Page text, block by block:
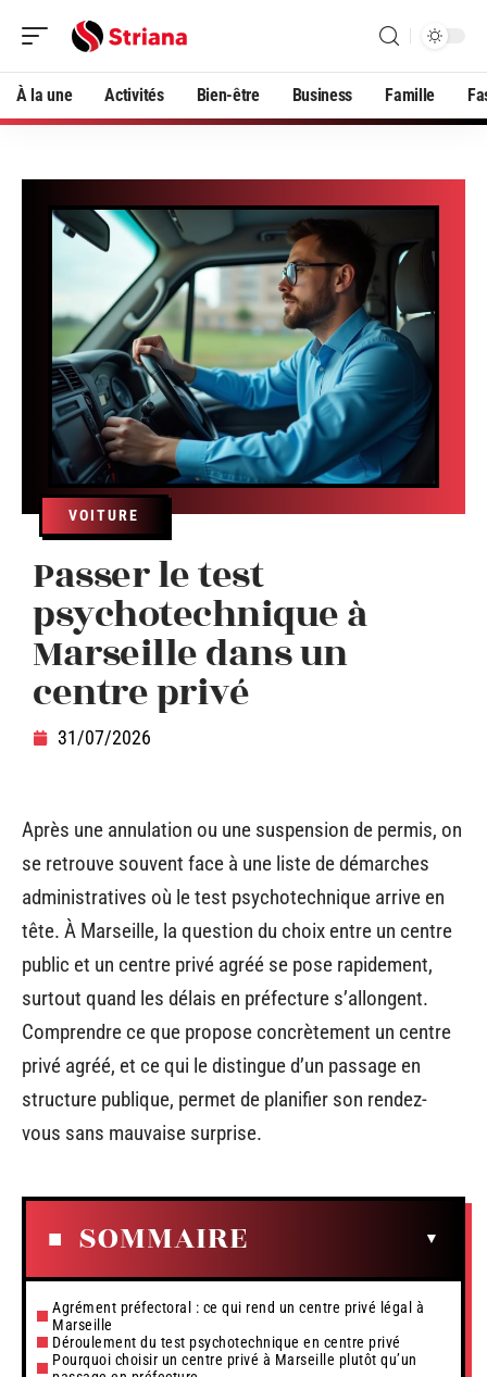
À la une Activités Bien-être Business Famille
VOITURE
Passer le test
psychotechnique à
Marseille dans un
centre privé
31/07/2026
Après une annulation ou une suspension de permis, on
se retrouve souvent face à une liste de démarches
administratives où le test psychotechnique arrive en
tête. À Marseille, la question du choix entre un centre
public et un centre privé agréé se pose rapidement,
surtout quand les délais en préfecture s’allongent.
Comprendre ce que propose concrètement un centre
privé agréé, et ce qui le distingue d’un passage en
structure publique, permet de planifier son rendez-
vous sans mauvaise surprise.
SOMMAIRE
Agrément préfectoral : ce qui rend un centre privé légal à
Marseille
Déroulement du test psychotechnique en centre privé
Pourquoi choisir un centre privé à Marseille plutôt qu’un